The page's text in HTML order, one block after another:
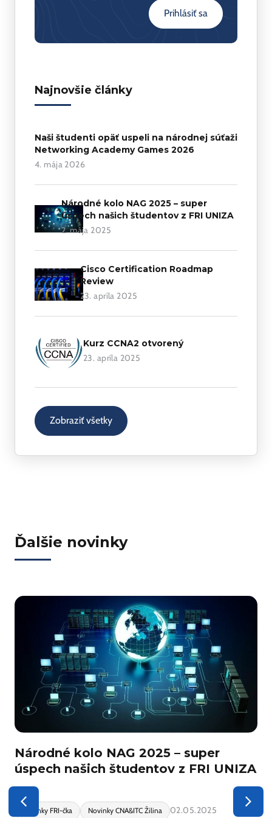
Prihlásiť sa
Najnovšie články
Naši študenti opäť uspeli na národnej súťaži
Networking Academy Games 2026
4. mája 2026
Národné kolo NAG 2025 – super
úspech našich študentov z FRI UNIZA
2. mája 2025
Cisco Certification Roadmap
Review
23. apríla 2025
Kurz CCNA2 otvorený
23. apríla 2025
Zobraziť všetky
Ďalšie novinky
Národné kolo NAG 2025 – super
úspech našich študentov z FRI UNIZA
Novinky FRI-čka Novinky CNA&ITC Žilina 02.05.2025